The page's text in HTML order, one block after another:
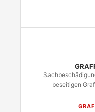
beseitigen